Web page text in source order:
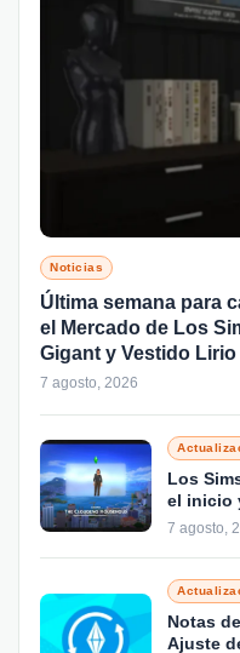
Noticias
Última semana para
el Mercado de Los
Gigant y Vestido Lirio
7 agosto, 2026
Los
el inicio
7 agosto,
Notas
Ajuste